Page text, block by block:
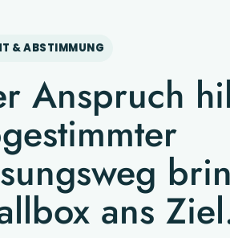
& ABSTIMMUNG
Anspruch
ans